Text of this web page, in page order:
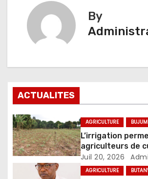
By
ACTUALITES
AGRICULTURE
L’irrigation
agriculteurs de
pendant la
Juil 20, 2026
AGRICULTURE